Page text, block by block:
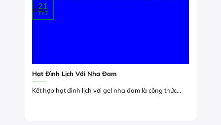
Hạt Đình Lịch Với Nha Đam
Kết hợp hạt đình lịch với gel nha đam là công thức...
21
Th7